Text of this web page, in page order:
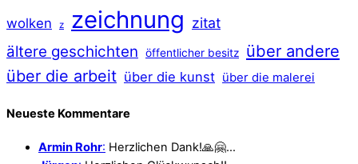
wolken z zeichnung zitat
ältere geschichten öffentlicher besitz über andere
über die arbeit über die kunst über die malerei
Neueste Kommentare
Armin Rohr: Herzlichen Dank!🙏🤗…